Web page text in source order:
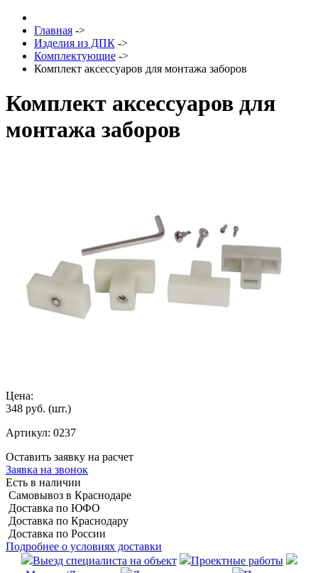
Главная ->
Изделия из ДПК ->
Комплектующие ->
Комплект аксессуаров для монтажа заборов
Комплект аксессуаров для
монтажа заборов
Цена:
348 руб. (шт.)
Артикул: 0237
Оставить заявку на расчет
Заявка на звонок
Есть в наличии
Самовывоз в Краснодаре
Доставка по ЮФО
Доставка по Краснодару
Доставка по России
Подробнее о условиях доставки
Выезд специалиста на объект
Проектные работы